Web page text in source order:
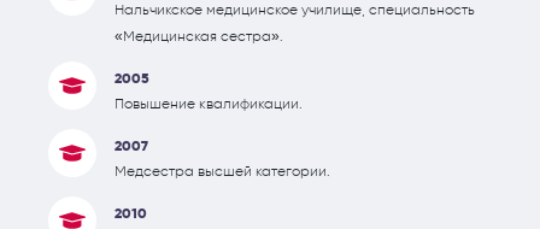
Нальчикское медицинское училище, специальность
«Медицинская сестра».
2005
Повышение квалификации.
2007
Медсестра высшей категории.
2010